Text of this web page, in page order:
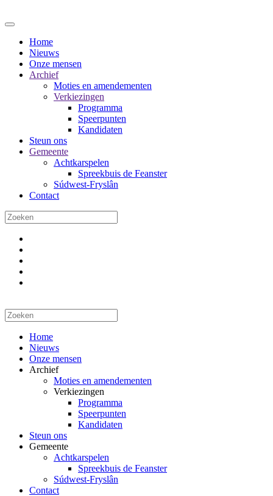
Home
Nieuws
Onze mensen
Archief
Moties en amendementen
Verkiezingen
Programma
Speerpunten
Kandidaten
Steun ons
Gemeente
Achtkarspelen
Spreekbuis de Feanster
Súdwest-Fryslân
Contact
Home
Nieuws
Onze mensen
Archief
Moties en amendementen
Verkiezingen
Programma
Speerpunten
Kandidaten
Steun ons
Gemeente
Achtkarspelen
Spreekbuis de Feanster
Súdwest-Fryslân
Contact